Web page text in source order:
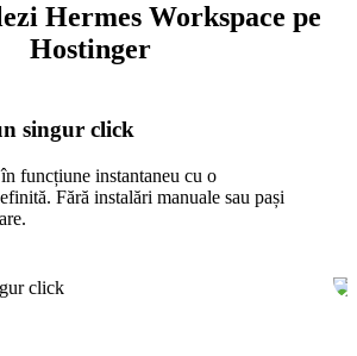
Hermes Workspace pe
Hostinger
singur click
funcțiune instantaneu cu o
Fără instalări manuale sau pași